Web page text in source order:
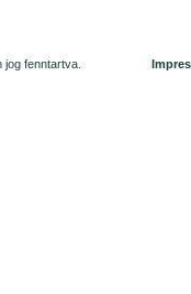
fenntartva.